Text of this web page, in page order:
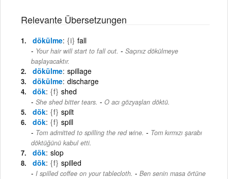
Relevante Übersetzungen
dökülme {i} fall
Your hair will start to fall out. - Saçınız dökülmeye
başlayacaktır.
dökülme spillage
dökülme discharge
dök {f} shed
She shed bitter tears. - O acı gözyaşları döktü.
dök {f} spilt
dök {f} spill
Tom admitted to spilling the red wine. - Tom kırmızı şarabı
döktüğünü kabul etti.
dök slop
dök {f} spilled
I spilled coffee on your tablecloth. - Ben senin masa örtüne